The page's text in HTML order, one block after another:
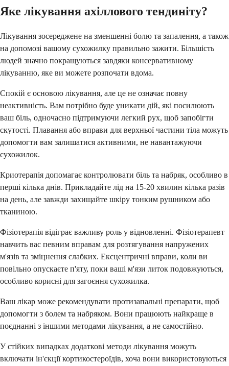
Яке лікування ахіллового тендиніту?
Лікування зосереджене на зменшенні болю та запалення, а також
на допомозі вашому сухожилку правильно зажити. Більшість
людей значно покращуються завдяки консервативному
лікуванню, яке ви можете розпочати вдома.
Спокій є основою лікування, але це не означає повну
неактивність. Вам потрібно буде уникати дій, які посилюють
ваш біль, одночасно підтримуючи легкий рух, щоб запобігти
скутості. Плавання або вправи для верхньої частини тіла можуть
допомогти вам залишатися активними, не навантажуючи
сухожилок.
Криотерапія допомагає контролювати біль та набряк, особливо в
перші кілька днів. Прикладайте лід на 15-20 хвилин кілька разів
на день, але завжди захищайте шкіру тонким рушником або
тканиною.
Фізіотерапія відіграє важливу роль у відновленні. Фізіотерапевт
навчить вас певним вправам для розтягування напружених
м'язів та зміцнення слабких. Ексцентричні вправи, коли ви
повільно опускаєте п'яту, поки ваші м'язи литок подовжуються,
особливо корисні для загоєння сухожилка.
Ваш лікар може рекомендувати протизапальні препарати, щоб
допомогти з болем та набряком. Вони працюють найкраще в
поєднанні з іншими методами лікування, а не самостійно.
У стійких випадках додаткові методи лікування можуть
включати ін'єкції кортикостероїдів, хоча вони використовуються